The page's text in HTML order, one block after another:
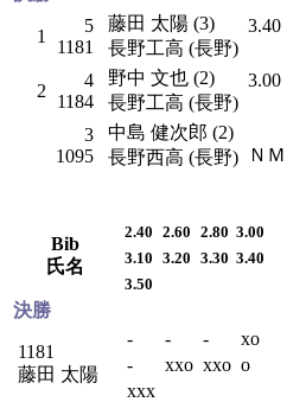
1
5
1181
藤田 太陽 (3)
長野工高 (長野)
3.40
2
4
1184
野中 文也 (2)
長野工高 (長野)
3.00
3
1095
中島 健次郎 (2)
長野西高 (長野)
ＮＭ
Bib
氏名
2.40 2.60 2.80 3.00
3.10 3.20 3.30 3.40
3.50
決勝
1181
藤田 太陽
- - -
xo
-
xxo xxo o
xxx